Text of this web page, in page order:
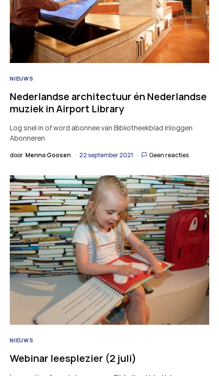
NIEUWS
Nederlandse architectuur én Nederlandse
muziek in Airport Library
Log snel in of word abonnee van Bibliotheekblad Inloggen
Abonneren
door Menno Goosen 22 september 2021 Geen reacties
NIEUWS
Webinar leesplezier (2 juli)